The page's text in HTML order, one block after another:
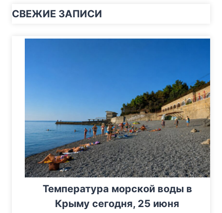
СВЕЖИЕ ЗАПИСИ
Температура морской воды в
Крыму сегодня, 25 июня